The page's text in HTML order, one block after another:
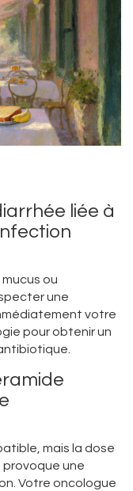
liée à
ou
une
votre
pour obtenir un
mais la dose
une
Votre oncologue